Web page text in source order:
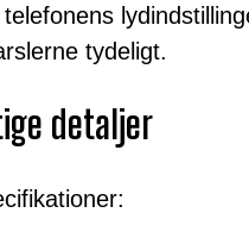
tydeligt.
detaljer